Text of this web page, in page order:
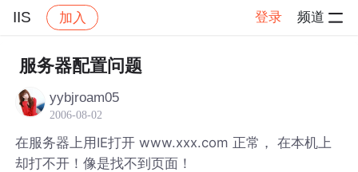
IIS 加入 登录 频道
社区 IIS 帖子详情
服务器配置问题
yybjroam05
2006-08-02
在服务器上用IE打开 www.xxx.com 正常， 在本机上
却打不开！像是找不到页面！